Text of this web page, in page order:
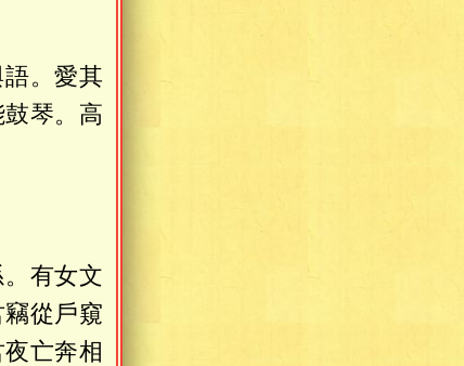
。愛其
琴。高
有女文
從戶窺
亡奔相